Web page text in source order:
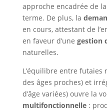
approche encadrée de
terme. De plus, la
en cours, attestant de
en faveur d’une gestion
naturelles.
L’équilibre entre futaies
des âges proches) et
d’âge variées) ouvre la
multifonctionnelle: